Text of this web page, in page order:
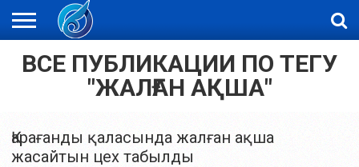
ЖАҢАЛЫҚТАР
НОВОСТИ
ВИДЕО
ФОТОРЕПОРТАЖИ
ОРКЕН
ВСЕ ПУБЛИКАЦИИ ПО ТЕГУ
"ЖАЛҒАН АҚША"
Қарағанды қаласында жалған ақша
жасайтын цех табылды